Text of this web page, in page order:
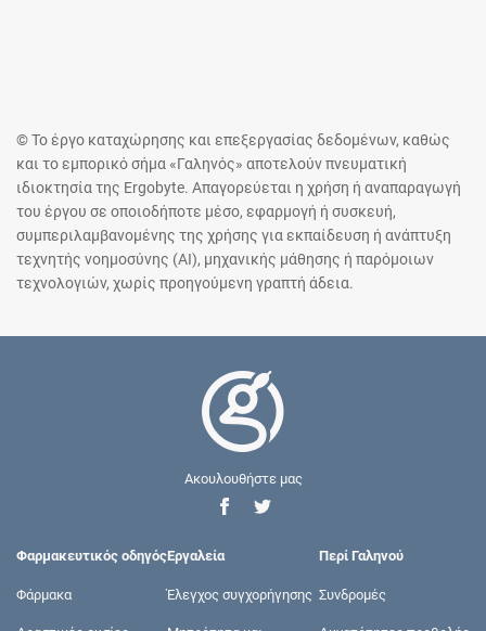
© Το έργο καταχώρησης και επεξεργασίας δεδομένων, καθώς
και το εμπορικό σήμα «Γαληνός» αποτελούν πνευματική
ιδιοκτησία της Ergobyte. Απαγορεύεται η χρήση ή αναπαραγωγή
του έργου σε οποιοδήποτε μέσο, εφαρμογή ή συσκευή,
συμπεριλαμβανομένης της χρήσης για εκπαίδευση ή ανάπτυξη
τεχνητής νοημοσύνης (AI), μηχανικής μάθησης ή παρόμοιων
τεχνολογιών, χωρίς προηγούμενη γραπτή άδεια.
Ακουλουθήστε μας
Φαρμακευτικός οδηγός
Φάρμακα
Εργαλεία
Έλεγχος συγχορήγησης
Περί Γαληνού
Συνδρομές